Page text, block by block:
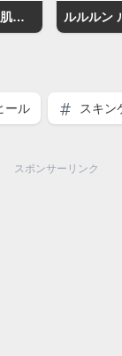
無印良品 化粧水・敏感肌用・高保湿タイプ
ール スキン
スポンサーリンク